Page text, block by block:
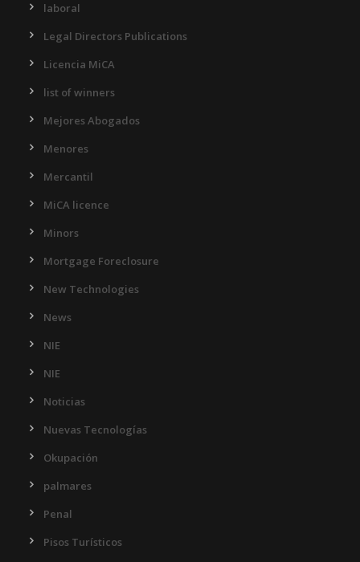
laboral
Legal Directors Publications
Licencia MiCA
list of winners
Mejores Abogados
Menores
Mercantil
MiCA licence
Minors
Mortgage Foreclosure
New Technologies
News
NIE
NIE
Noticias
Nuevas Tecnologías
Okupación
palmares
Penal
Pisos Turísticos